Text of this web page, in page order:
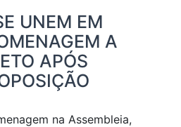
UNEM EM
A
APÓS
na Assembleia,